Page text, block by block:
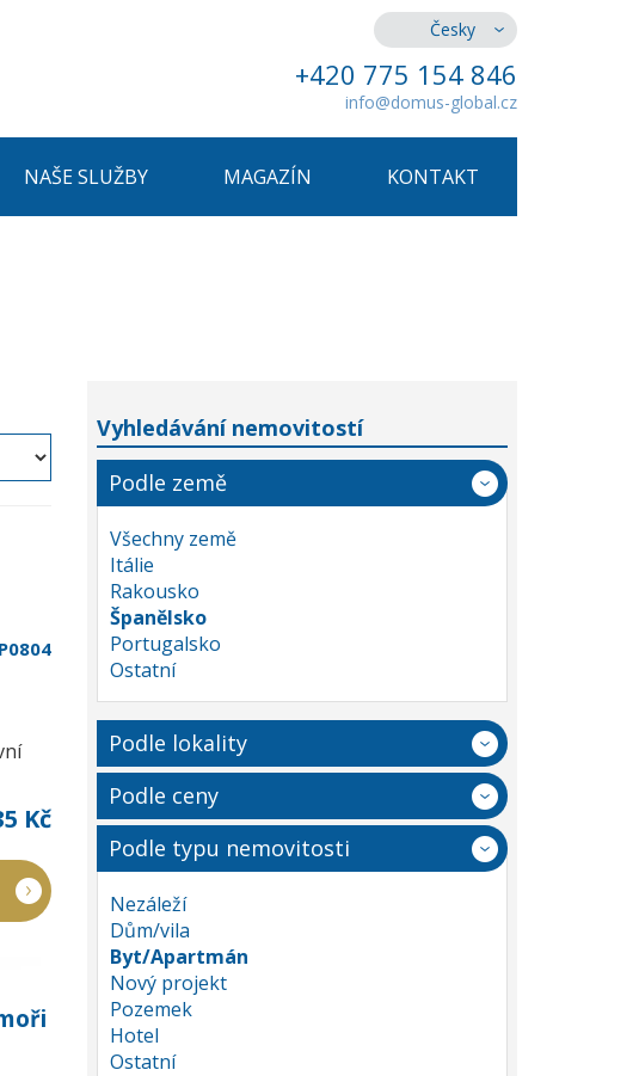
Česky
+420 775 154 846
info@domus-global.cz
NAŠE SLUŽBY MAGAZÍN KONTAKT
Kč
Vyhledávání nemovitostí
Podle země
Všechny země
Itálie
Rakousko
Španělsko
Portugalsko
Ostatní
Podle lokality
Podle ceny
Podle typu nemovitosti
Nezáleží
Dům/vila
Byt/Apartmán
Nový projekt
Pozemek
Hotel
Ostatní